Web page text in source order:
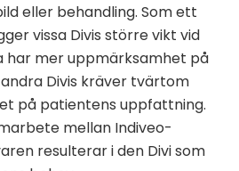
eller behandling. Som ett
vissa Divis större vikt vid
har mer uppmärksamhet på
Divis kräver tvärtom
på patientens uppfattning.
mellan Indiveo-
resulterar i den Divi som